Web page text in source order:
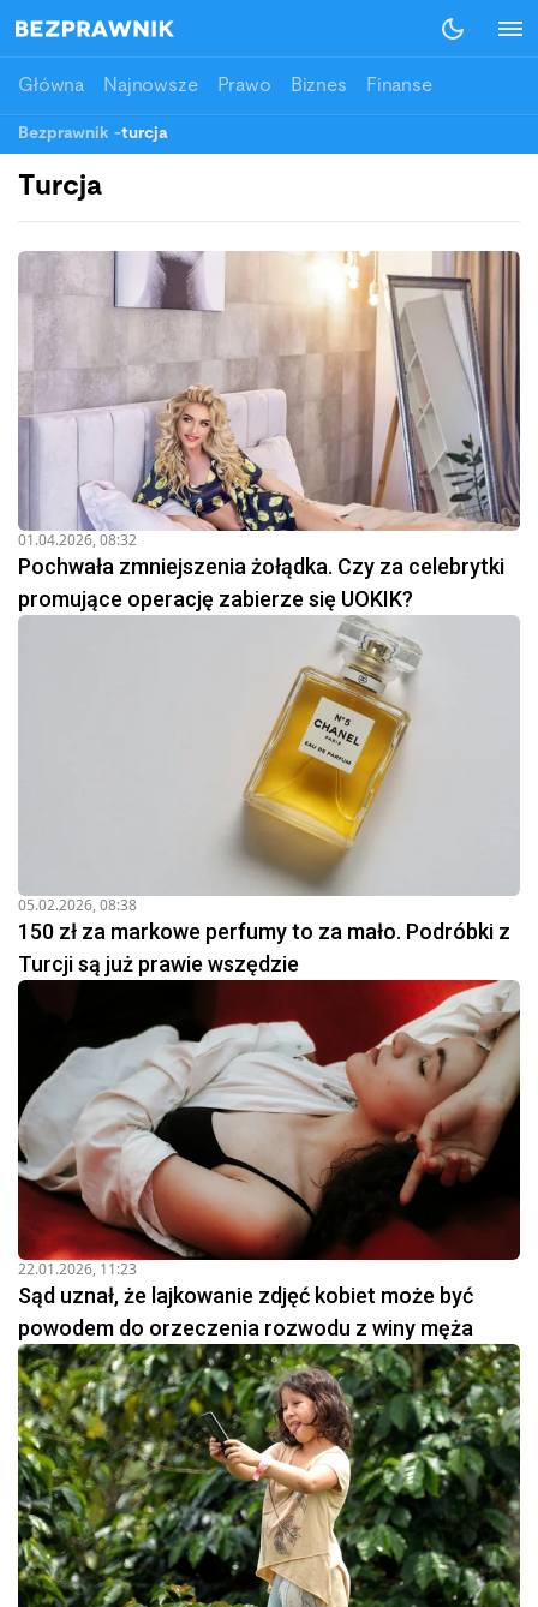
Główna Najnowsze Prawo Biznes Finanse
Bezprawnik -turcja
Turcja
01.04.2026, 08:32
Pochwała zmniejszenia żołądka. Czy za celebrytki
promujące operację zabierze się UOKIK?
05.02.2026, 08:38
150 zł za markowe perfumy to za mało. Podróbki z
Turcji są już prawie wszędzie
22.01.2026, 11:23
Sąd uznał, że lajkowanie zdjęć kobiet może być
powodem do orzeczenia rozwodu z winy męża